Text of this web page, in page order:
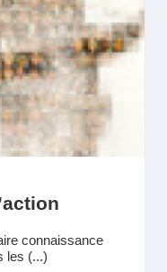
connaissance
les (...)